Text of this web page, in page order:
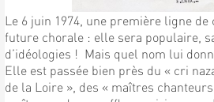
Le 6 juin 1974, une première ligne de
future chorale : elle sera populaire,
d’idéologies ! Mais quel nom lui
Elle est passée bien près du « cri
de la Loire », des « maîtres